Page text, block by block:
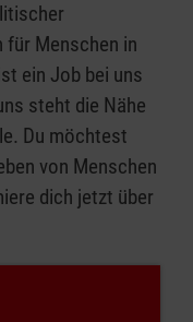
für Menschen in
ein Job bei uns
steht die Nähe
Du möchtest
von Menschen
dich jetzt über